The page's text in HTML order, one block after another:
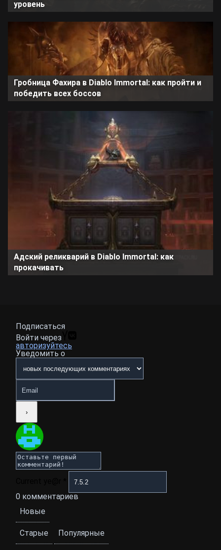
уровень
Гробница Фахира в Diablo Immortal: как пройти и
победить всех боссов
Адский реликварий в Diablo Immortal: как
прокачивать
Подписаться
Войти через
авторизуйтесь
Уведомить о
0 комментариев
Новые
Старые Популярные